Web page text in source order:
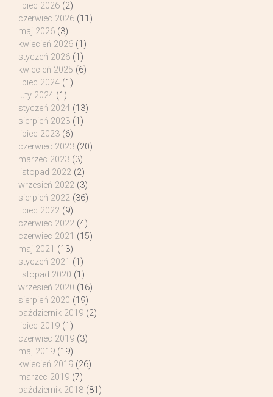
lipiec 2026 (2)
czerwiec 2026 (11)
maj 2026 (3)
kwiecień 2026 (1)
styczeń 2026 (1)
kwiecień 2025 (6)
lipiec 2024 (1)
luty 2024 (1)
styczeń 2024 (13)
sierpień 2023 (1)
lipiec 2023 (6)
czerwiec 2023 (20)
marzec 2023 (3)
listopad 2022 (2)
wrzesień 2022 (3)
sierpień 2022 (36)
lipiec 2022 (9)
czerwiec 2022 (4)
czerwiec 2021 (15)
maj 2021 (13)
styczeń 2021 (1)
listopad 2020 (1)
wrzesień 2020 (16)
sierpień 2020 (19)
październik 2019 (2)
lipiec 2019 (1)
czerwiec 2019 (3)
maj 2019 (19)
kwiecień 2019 (26)
marzec 2019 (7)
październik 2018 (81)